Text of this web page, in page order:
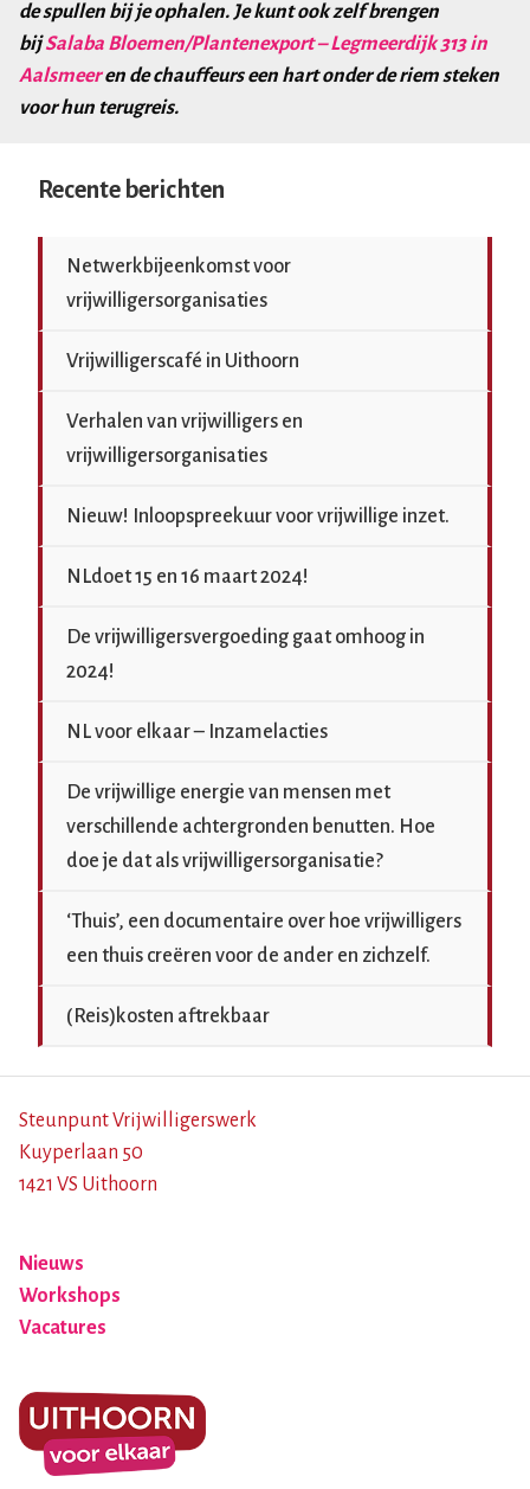
de spullen bij je ophalen. Je kunt ook zelf brengen
bijSalaba Bloemen/Plantenexport – Legmeerdijk 313 in
Aalsmeeren de chauffeurs een hart onder de riem steken
voor hun terugreis.
Recente berichten
Netwerkbijeenkomst voor
vrijwilligersorganisaties
Vrijwilligerscafé in Uithoorn
Verhalen van vrijwilligers en
vrijwilligersorganisaties
Nieuw! Inloopspreekuur voor vrijwillige inzet.
NLdoet 15 en 16 maart 2024!
De vrijwilligersvergoeding gaat omhoog in
2024!
NL voor elkaar – Inzamelacties
De vrijwillige energie van mensen met
verschillende achtergronden benutten. Hoe
doe je dat als vrijwilligersorganisatie?
‘Thuis’, een documentaire over hoe vrijwilligers
een thuis creëren voor de ander en zichzelf.
(Reis)kosten aftrekbaar
Steunpunt Vrijwilligerswerk
Kuyperlaan 50
1421 VS Uithoorn
Nieuws
Workshops
Vacatures